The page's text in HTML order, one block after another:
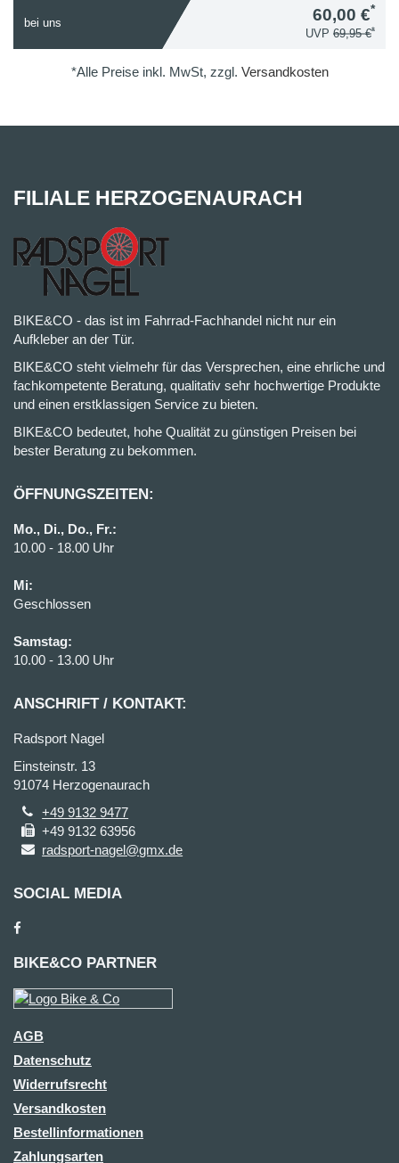
bei uns 60,00 €*
UVP 69,95 €*
*Alle Preise inkl. MwSt, zzgl. Versandkosten
FILIALE HERZOGENAURACH
BIKE&CO - das ist im Fahrrad-Fachhandel nicht nur ein
Aufkleber an der Tür.
BIKE&CO steht vielmehr für das Versprechen, eine ehrliche und
fachkompetente Beratung, qualitativ sehr hochwertige Produkte
und einen erstklassigen Service zu bieten.
BIKE&CO bedeutet, hohe Qualität zu günstigen Preisen bei
bester Beratung zu bekommen.
ÖFFNUNGSZEITEN:
Mo., Di., Do., Fr.:
10.00 - 18.00 Uhr
Mi:
Geschlossen
Samstag:
10.00 - 13.00 Uhr
ANSCHRIFT / KONTAKT:
Radsport Nagel
Einsteinstr. 13
91074 Herzogenaurach
+49 9132 9477
+49 9132 63956
radsport-nagel@gmx.de
SOCIAL MEDIA
BIKE&CO PARTNER
AGB
Datenschutz
Widerrufsrecht
Versandkosten
Bestellinformationen
Zahlungsarten